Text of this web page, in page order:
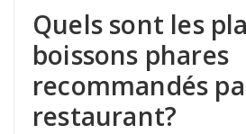
Quels sont les
boissons phares
recommandés
restaurant?